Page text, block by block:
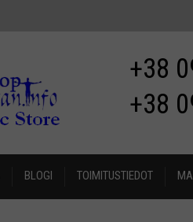
+38
+38
BLOGI TOIMITUSTIEDOT